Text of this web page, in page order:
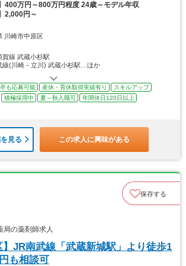
400万円～800万円程度 24歳～モデル年収
2,000円～
川崎市中原区
賀線 武蔵小杉駅
線(川崎－立川) 武蔵小杉駅…ほか
も応募可能 産休・育休取得実績有り
スキルアップ
積極採用中 夏～秋入職可
年間休日120日以上
見る この求人に興味がある
保存する
の薬剤師求人
】JR南武線「武蔵新城駅」より徒歩1
も相談可